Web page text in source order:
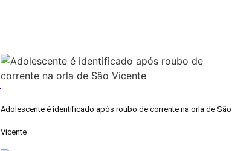
Adolescente é identificado após roubo de corrente na orla de São
Vicente